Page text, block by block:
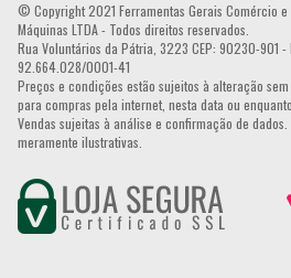
© Copyright 2021 Ferramentas Gerais Comércio
Máquinas LTDA - Todos direitos reservados.
Rua Voluntários da Pátria, 3223 CEP: 90230-901 -
92.664.028/0001-41
Preços e condições estão sujeitos à alteração
para compras pela internet, nesta data ou
Vendas sujeitas à análise e confirmação de
meramente ilustrativas.